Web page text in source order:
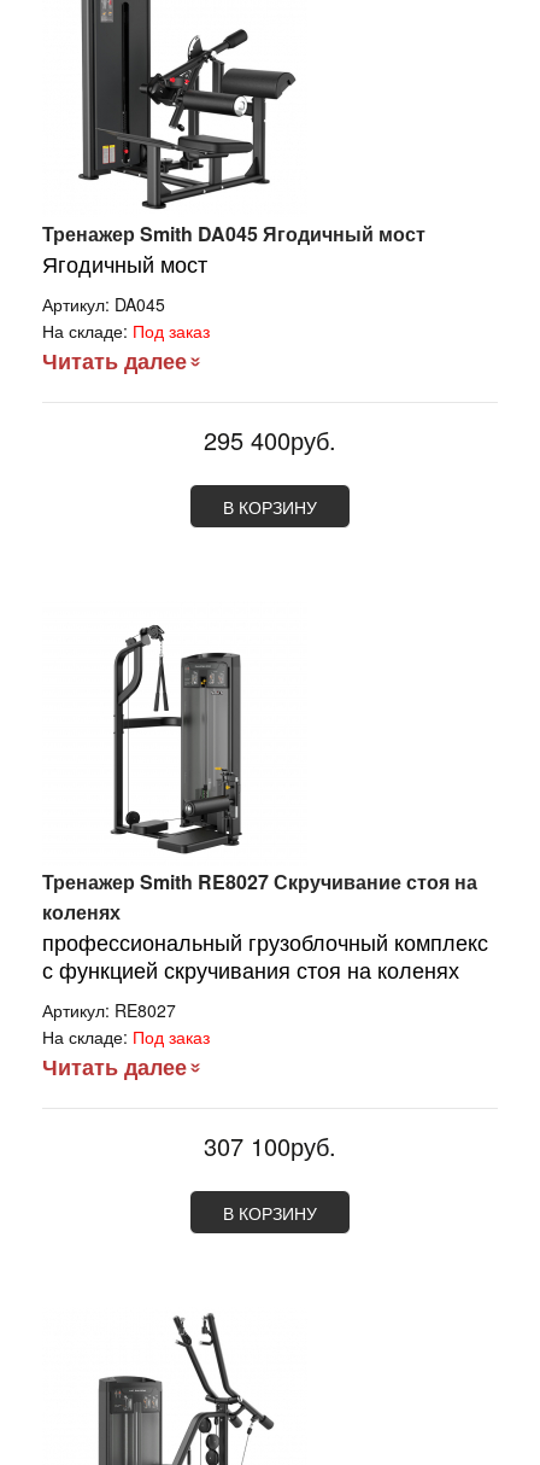
Тренажер Smith DA045 Ягодичный мост
Ягодичный мост
Артикул: DA045
На складе: Под заказ
Читать далее
295 400руб.
В КОРЗИНУ
Тренажер Smith RE8027 Скручивание стоя на
коленях
профессиональный грузоблочный комплекс
с функцией скручивания стоя на коленях
Артикул: RE8027
На складе: Под заказ
Читать далее
307 100руб.
В КОРЗИНУ